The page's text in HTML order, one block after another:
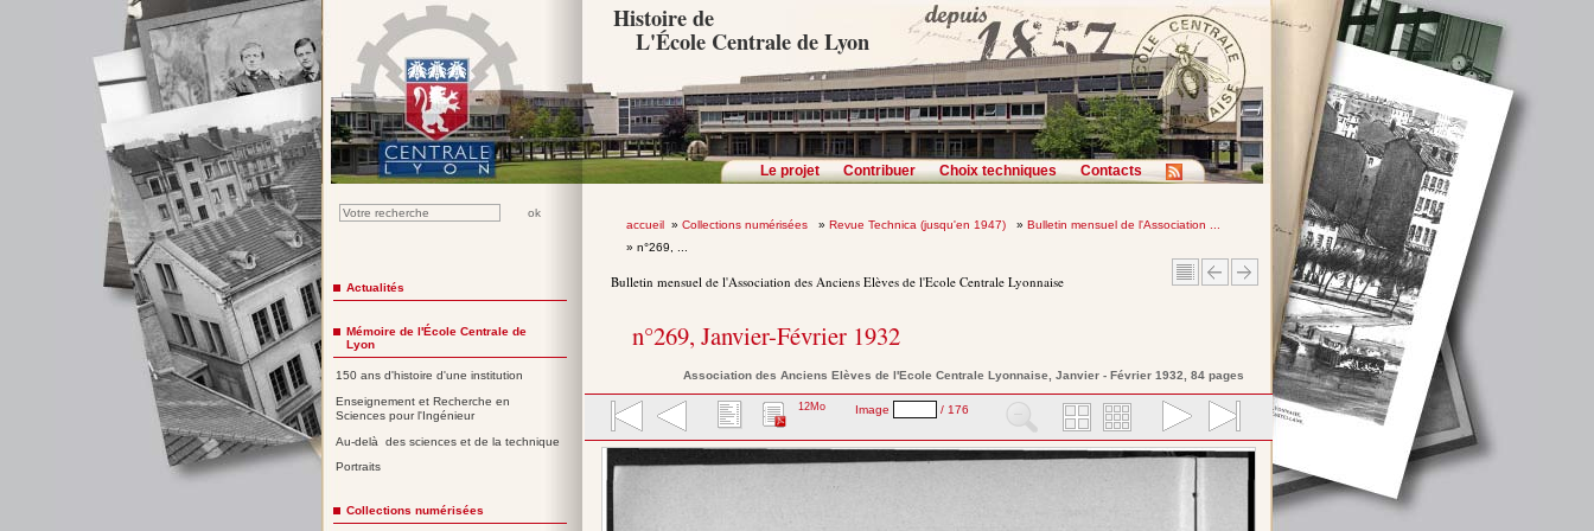
Histoire de
L'École Centrale de Lyon
Le projet Contribuer Choix techniques Contacts
accueil» Collections numérisées » Revue Technica (jusqu'en 1947) » Bulletin mensuel de l'Association ...
» n°269, ...
Bulletin mensuel de l'Association des Anciens Elèves de l'Ecole Centrale Lyonnaise
n°269, Janvier-Février 1932
Association des Anciens Elèves de l'Ecole Centrale Lyonnaise, Janvier - Février 1932, 84 pages
12Mo Image / 176
Actualités
Mémoire de l'École Centrale de
Lyon
150 ans d'histoire d'une institution
Enseignement et Recherche en
Sciences pour l'Ingénieur
Au-delà des sciences et de la technique
Portraits
Collections numérisées